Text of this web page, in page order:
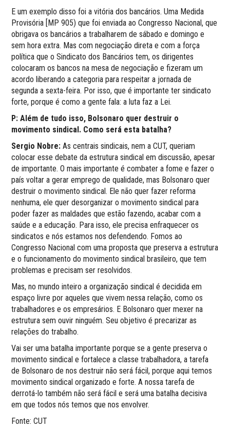
E um exemplo disso foi a vitória dos bancários. Uma Medida
Provisória [MP 905) que foi enviada ao Congresso Nacional, que
obrigava os bancários a trabalharem de sábado e domingo e
sem hora extra. Mas com negociação direta e com a força
política que o Sindicato dos Bancários tem, os dirigentes
colocaram os bancos na mesa de negociação e fizeram um
acordo liberando a categoria para respeitar a jornada de
segunda a sexta-feira. Por isso, que é importante ter sindicato
forte, porque é como a gente fala: a luta faz a Lei.
P: Além de tudo isso, Bolsonaro quer destruir o
movimento sindical. Como será esta batalha?
Sergio Nobre: As centrais sindicais, nem a CUT, queriam
colocar esse debate da estrutura sindical em discussão, apesar
de importante. O mais importante é combater a fome e fazer o
país voltar a gerar emprego de qualidade, mas Bolsonaro quer
destruir o movimento sindical. Ele não quer fazer reforma
nenhuma, ele quer desorganizar o movimento sindical para
poder fazer as maldades que estão fazendo, acabar com a
saúde e a educação. Para isso, ele precisa enfraquecer os
sindicatos e nós estamos nos defendendo. Fomos ao
Congresso Nacional com uma proposta que preserva a estrutura
e o funcionamento do movimento sindical brasileiro, que tem
problemas e precisam ser resolvidos.
Mas, no mundo inteiro a organização sindical é decidida em
espaço livre por aqueles que vivem nessa relação, como os
trabalhadores e os empresários. E Bolsonaro quer mexer na
estrutura sem ouvir ninguém. Seu objetivo é precarizar as
relações do trabalho.
Vai ser uma batalha importante porque se a gente preserva o
movimento sindical e fortalece a classe trabalhadora, a tarefa
de Bolsonaro de nos destruir não será fácil, porque aqui temos
movimento sindical organizado e forte. A nossa tarefa de
derrotá-lo também não será fácil e será uma batalha decisiva
em que todos nós temos que nos envolver.
Fonte: CUT